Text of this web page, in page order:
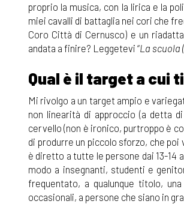
proprio la musica, con la lirica e la
miei cavalli di battaglia nei cori che
Coro Città di Cernusco) e un
andata a finire? Leggetevi “La scuola
Qual è il target a cui
Mi rivolgo a un target ampio e
non linearità di approccio (a detta
cervello (non è ironico, purtroppo è
di produrre un piccolo sforzo, che poi
è diretto a tutte le persone dai 13-14
modo a insegnanti, studenti e
frequentato, a qualunque titolo,
occasionali, a persone che siano in